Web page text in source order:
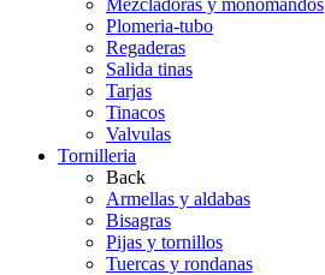
Mezcladoras y monomandos
Plomeria-tubo
Regaderas
Salida tinas
Tarjas
Tinacos
Valvulas
Tornilleria
Back
Armellas y aldabas
Bisagras
Pijas y tornillos
Tuercas y rondanas